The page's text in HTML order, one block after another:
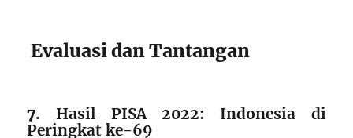
Evaluasi dan Tantangan
7.Hasil PISA 2022: Indonesia di
Peringkat ke-69